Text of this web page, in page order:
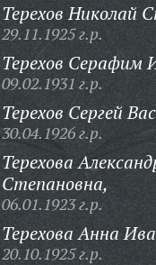
Терехов Николай
29.11.1925 г.р.
Терехов Серафим
09.02.1931 г.р.
Терехов Сергей
30.04.1926 г.р.
Терехова
Степановна,
06.01.1923 г.р.
Терехова Анна
20.10.1925 г.р.